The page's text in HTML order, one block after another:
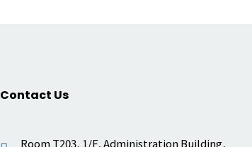
Contact Us
Room T203, 1/F, Administration Building,